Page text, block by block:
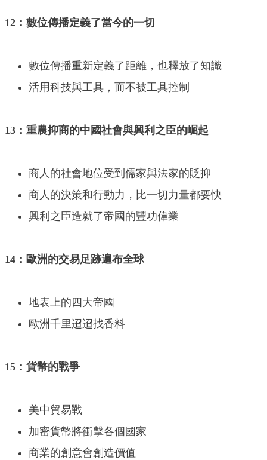
12：數位傳播定義了當今的一切
數位傳播重新定義了距離，也釋放了知識
活用科技與工具，而不被工具控制
13：重農抑商的中國社會與興利之臣的崛起
商人的社會地位受到儒家與法家的貶抑
商人的決策和行動力，比一切力量都要快
興利之臣造就了帝國的豐功偉業
14：歐洲的交易足跡遍布全球
地表上的四大帝國
歐洲千里迢迢找香料
15：貨幣的戰爭
美中貿易戰
加密貨幣將衝擊各個國家
商業的創意會創造價值